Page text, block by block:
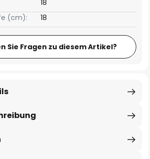
18
(cm): 18
Sie Fragen zu diesem Artikel?